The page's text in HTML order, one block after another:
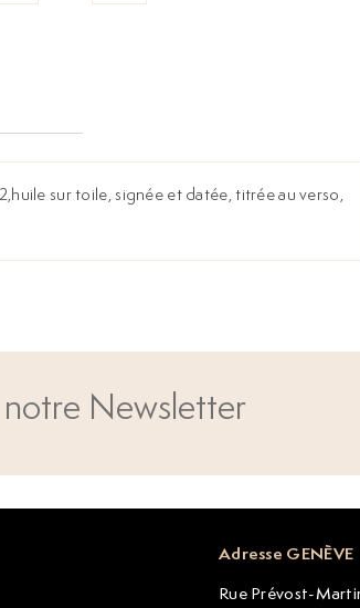
sur toile, signée et datée, titrée au verso,
Newsletter
Adresse GENÈVE
Rue Prévost-